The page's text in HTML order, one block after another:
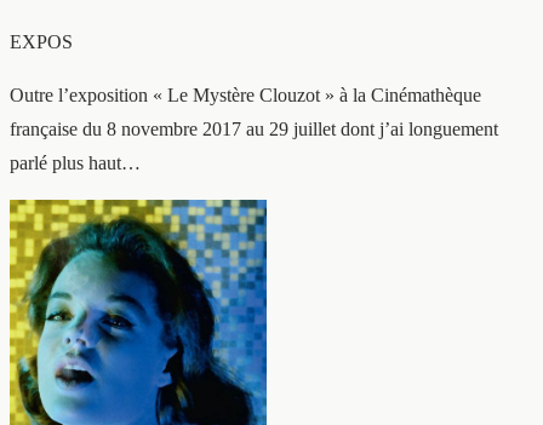
EXPOS
Outre l’exposition « Le Mystère Clouzot » à la Cinémathèque
française du 8 novembre 2017 au 29 juillet dont j’ai longuement
parlé plus haut…